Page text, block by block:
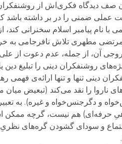
دیدگاه فکری‌اش از روشنفکران
عملی ضمنی را در بر داشته باشد
نام پیامبر اسلام سخنرانی
مطهری تلاش نافرجامی به
آن، از جمله، عدم دعوت از
روشنفکران دینی را تبلیغ دین
دینی تنها و تنها ارائه‌ی فهمی
را نقد می‌کند (تبعیض‌ میان
و دگرجنس‌خواه و غیره). به
حرفه‌ای) هم نیست، گرچه
و سودای گشودن گره‌های